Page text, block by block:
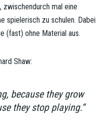
zwischendurch mal eine
spielerisch zu schulen. Dabei
(fast) ohne Material aus.
Shaw:
because they grow
they stop playing.“